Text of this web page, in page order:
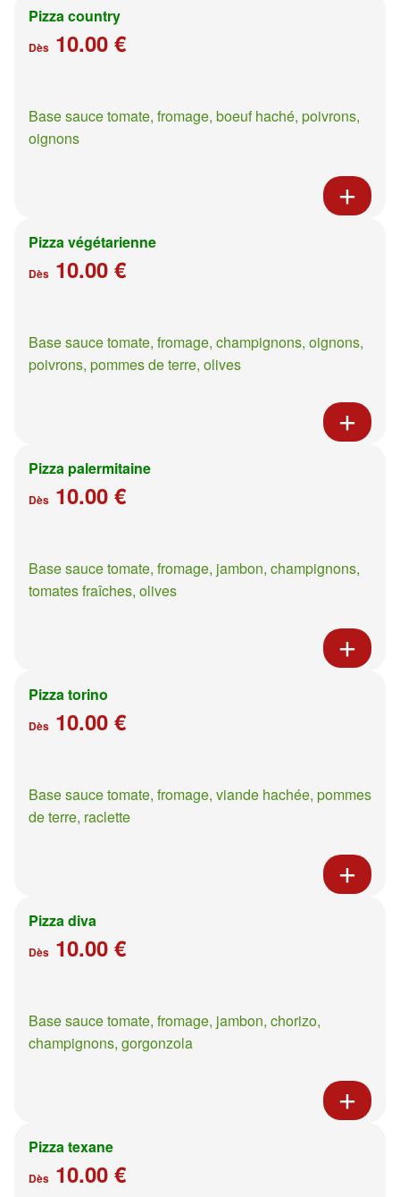
Pizza country
Dès 10.00 €
Base sauce tomate, fromage, boeuf haché, poivrons,
oignons
Pizza végétarienne
Dès 10.00 €
Base sauce tomate, fromage, champignons, oignons,
poivrons, pommes de terre, olives
Pizza palermitaine
Dès 10.00 €
Base sauce tomate, fromage, jambon, champignons,
tomates fraîches, olives
Pizza torino
Dès 10.00 €
Base sauce tomate, fromage, viande hachée, pommes
de terre, raclette
Pizza diva
Dès 10.00 €
Base sauce tomate, fromage, jambon, chorizo,
champignons, gorgonzola
Pizza texane
Dès 10.00 €